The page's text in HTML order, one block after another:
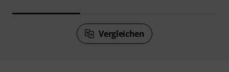
Vergleichen